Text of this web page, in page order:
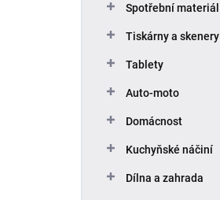
Spotřební materiál
Tiskárny a skenery
Tablety
Auto-moto
Domácnost
Kuchyňské náčiní
Dílna a zahrada